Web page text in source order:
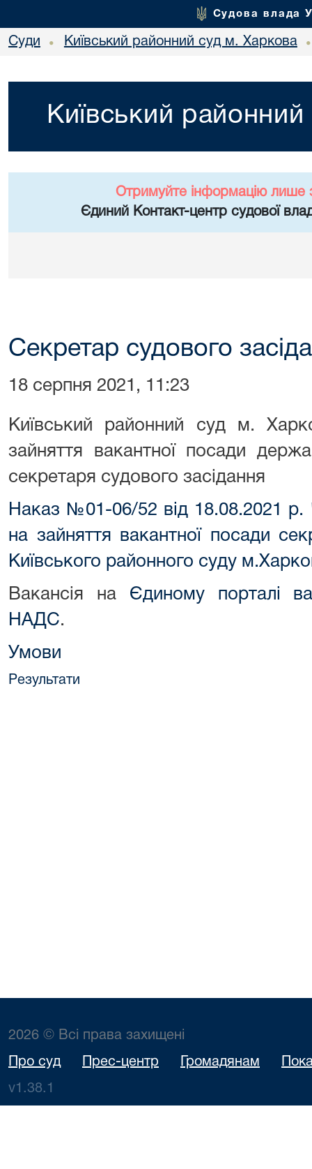
Судова влада
Суди • Київський районний суд м. Харкова •
Київський
Отримуйте інформацію лише
Єдиний Контакт-центр судової
Секретар судового
18 серпня 2021, 11:23
Київський районний суд м.
зайняття вакантної посади
секретаря судового засідання
Наказ №01-06/52 від 18.08.2021
на зайняття вакантної посади
Київського районного суду
Вакансія на Єдиному порталі
НАДС.
Умови
Результати
2026 © Всі права захищені
Про суд Прес-центр Громадянам
v1.38.1